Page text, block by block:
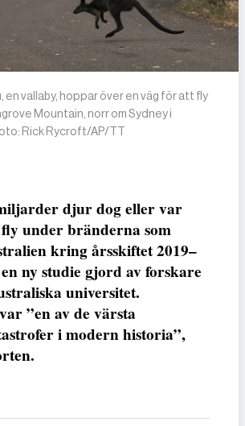
en vallaby, hoppar över en väg för att fly
Mountain, norr om Sydney i
Rick Rycroft/AP/TT
djur dog eller var
under bränderna som
kring årsskiftet 2019–
ny studie gjord av forskare
universitet.
”en av de värsta
i modern historia”,